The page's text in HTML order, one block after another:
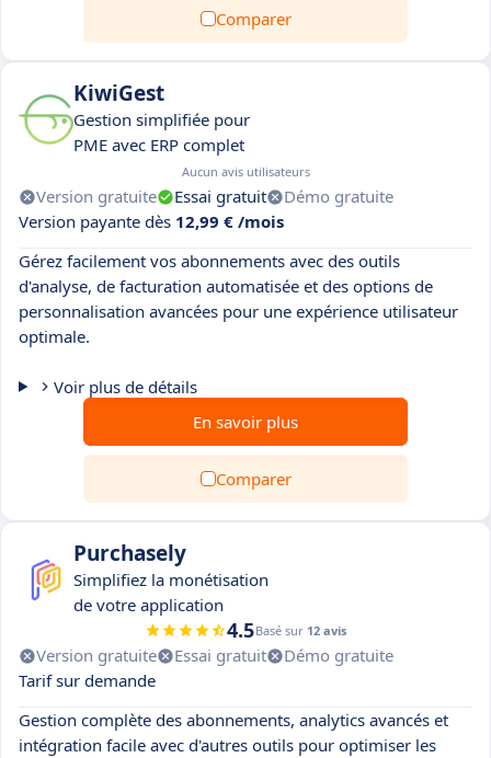
Comparer
KiwiGest
Gestion simplifiée pour
PME avec ERP complet
Aucun avis utilisateurs
Version gratuite Essai gratuit
Démo gratuite
Version payante dès 12,99 € /mois
Gérez facilement vos abonnements avec des outils
d'analyse, de facturation automatisée et des options de
personnalisation avancées pour une expérience utilisateur
optimale.
Voir plus de détails
En savoir plus
Comparer
Purchasely
Simplifiez la monétisation
de votre application
4.5Basé sur 12 avis
Version gratuite Essai gratuit
Démo gratuite
Tarif sur demande
Gestion complète des abonnements, analytics avancés et
intégration facile avec d'autres outils pour optimiser les